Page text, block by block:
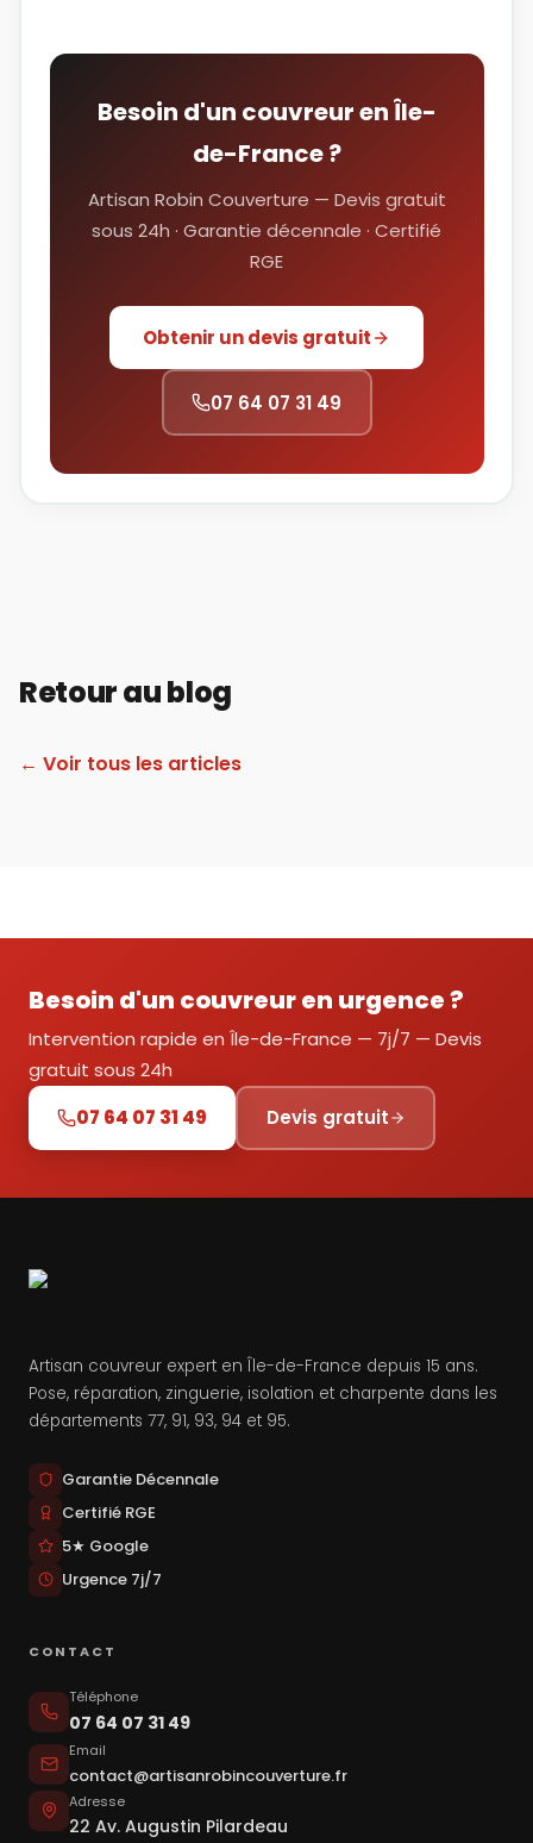
Besoin d'un couvreur en Île-
de-France ?
Artisan Robin Couverture — Devis gratuit
sous 24h · Garantie décennale · Certifié
RGE
Obtenir un devis gratuit
07 64 07 31 49
Retour au blog
← Voir tous les articles
Besoin d'un couvreur en urgence ?
Intervention rapide en Île-de-France — 7j/7 — Devis
gratuit sous 24h
07 64 07 31 49
Devis gratuit
Artisan couvreur expert en Île-de-France depuis 15 ans.
Pose, réparation, zinguerie, isolation et charpente dans les
départements 77, 91, 93, 94 et 95.
Garantie Décennale
Certifié RGE
5★ Google
Urgence 7j/7
CONTACT
Téléphone
07 64 07 31 49
Email
contact@artisanrobincouverture.fr
Adresse
22 Av. Augustin Pilardeau